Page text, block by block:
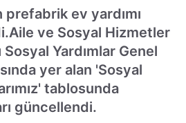
ev yardımı
ve Sosyal Hizmetler
Sosyal Yardımlar Genel
yer alan 'Sosyal
tablosunda
güncellendi.